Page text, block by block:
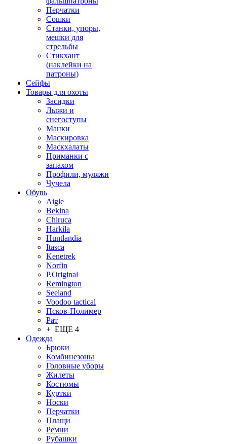
Перчатки
Сошки
Станки, упоры,
мешки для
стрельбы
Стикхант
(наклейки на
патроны)
Сейфы
Товары для охоты
Засидки
Лыжи и
снегоступы
Манки
Маскировка
Маскхалаты
Приманки с
запахом
Профили, муляжи
Чучела
Обувь
Aigle
Bekina
Chiruсa
Harkila
Huntlandia
Itasca
Kenetrek
Norfin
P.Original
Remington
Seeland
Voodoo tactical
Псков-Полимер
Рат
+ ЕЩЕ 4
Одежда
Брюки
Комбинезоны
Головные уборы
Жилеты
Костюмы
Куртки
Носки
Перчатки
Плащи
Ремни
Рубашки